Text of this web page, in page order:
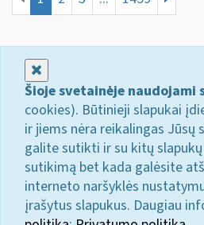
Šioje svetainėje naudojami
cookies). Būtinieji slapukai
ir jiems nėra reikalingas Jūsų
galite sutikti ir su kitų
sutikimą bet kada galėsite
interneto naršyklės
įrašytus slapukus. Daugiau